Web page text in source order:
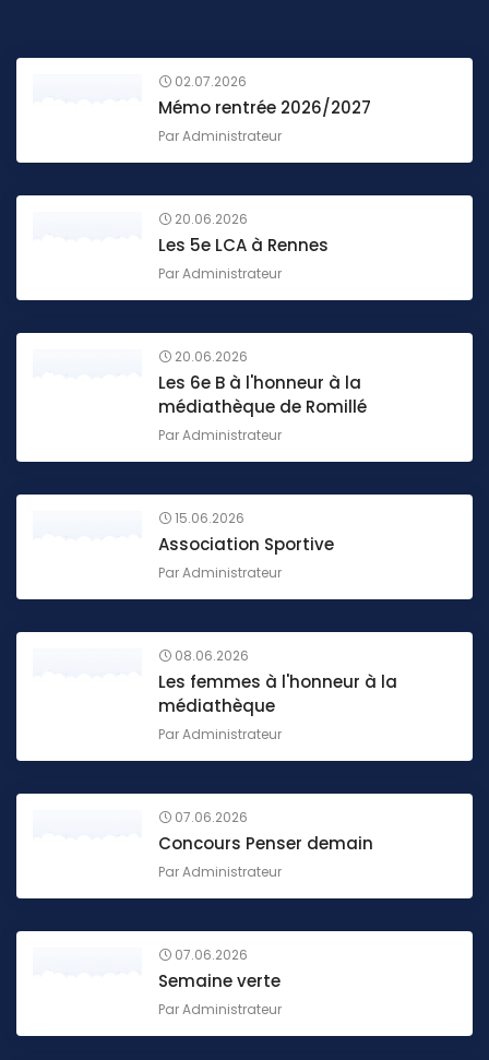
02.07.2026
Mémo rentrée 2026/2027
ParAdministrateur
20.06.2026
Les 5e LCA à Rennes
ParAdministrateur
20.06.2026
Les 6e B à l'honneur à la
médiathèque de Romillé
ParAdministrateur
15.06.2026
Association Sportive
ParAdministrateur
08.06.2026
Les femmes à l'honneur à la
médiathèque
ParAdministrateur
07.06.2026
Concours Penser demain
ParAdministrateur
07.06.2026
Semaine verte
ParAdministrateur